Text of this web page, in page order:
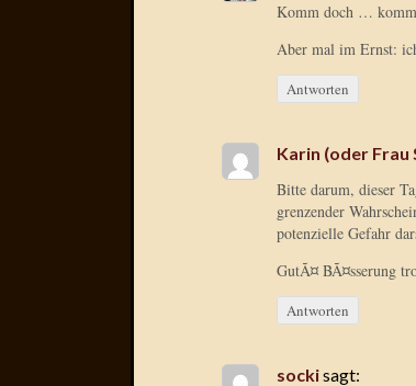
Komm doch …
Aber mal im Ernst:
Antworten
Karin (oder Frau
Bitte darum, dieser
grenzender
potenzielle Gefahr
GutÃ¤ BÃ¤sserung
Antworten
sockisagt: